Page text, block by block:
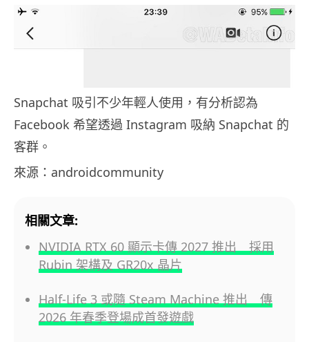
Snapchat 吸引不少年輕人使用，有分析認為
Facebook 希望透過 Instagram 吸納 Snapchat 的
客群。
來源：androidcommunity
相關文章:
NVIDIA RTX 60 顯示卡傳 2027 推出 採用
Rubin 架構及 GR20x 晶片
Half-Life 3 或隨 Steam Machine 推出 傳
2026 年春季登場成首發遊戲